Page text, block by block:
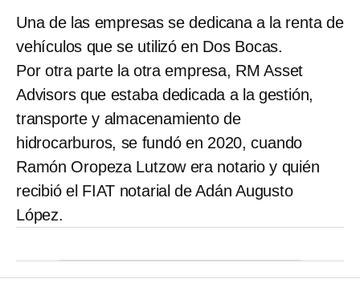
Una de las empresas se dedicana a la renta de
vehículos que se utilizó en Dos Bocas.
Por otra parte la otra empresa, RM Asset
Advisors que estaba dedicada a la gestión,
transporte y almacenamiento de
hidrocarburos, se fundó en 2020, cuando
Ramón Oropeza Lutzow era notario y quién
recibió el FIAT notarial de Adán Augusto
López.